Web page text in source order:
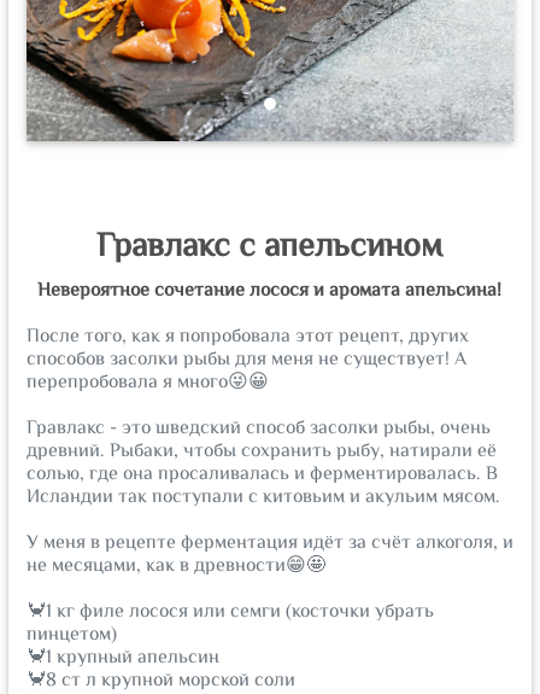
Гравлакс с апельсином
Невероятное сочетание лосося и аромата апельсина!
После того, как я попробовала этот рецепт, других
способов засолки рыбы для меня не существует! А
перепробовала я много😜😀
Гравлакс - это шведский способ засолки рыбы, очень
древний. Рыбаки, чтобы сохранить рыбу, натирали её
солью, где она просаливалась и ферментировалась. В
Исландии так поступали с китовьим и акульим мясом.
У меня в рецепте ферментация идёт за счёт алкоголя, и
не месяцами, как в древности😁🤩
🦀1 кг филе лосося или семги (косточки убрать
пинцетом)
🦀1 крупный апельсин
🦀8 ст л крупной морской соли